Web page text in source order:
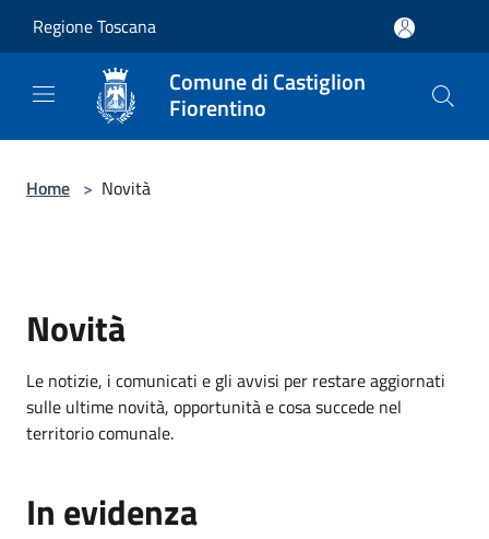
Regione Toscana
Comune di Castiglion
Fiorentino
Home > Novità
Novità
Le notizie, i comunicati e gli avvisi per restare aggiornati
sulle ultime novità, opportunità e cosa succede nel
territorio comunale.
In evidenza